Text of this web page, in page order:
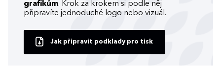
grafikům. Krok za krokem si podle něj
připravíte jednoduché logo nebo vizuál.
Jak připravit podklady pro tisk